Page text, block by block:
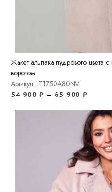
Жакет альпака пудрового цвета
воротом
Артикул: LT1750A80NV
54 900 ₽ – 65 900₽